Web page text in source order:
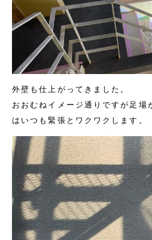
外壁も仕上がってきました。
おおむねイメージ通りですが足場
はいつも緊張とワクワクします。